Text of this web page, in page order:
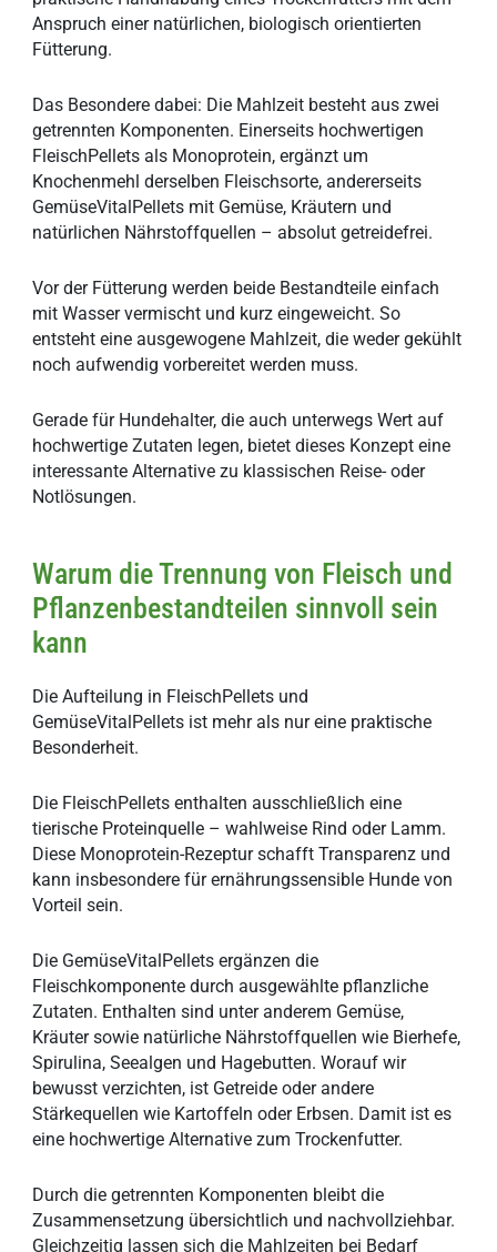
Anspruch einer natürlichen, biologisch orientierten
Fütterung.
Das Besondere dabei: Die Mahlzeit besteht aus zwei
getrennten Komponenten. Einerseits hochwertigen
FleischPellets als Monoprotein, ergänzt um
Knochenmehl derselben Fleischsorte, andererseits
GemüseVitalPellets mit Gemüse, Kräutern und
natürlichen Nährstoffquellen – absolut getreidefrei.
Vor der Fütterung werden beide Bestandteile einfach
mit Wasser vermischt und kurz eingeweicht. So
entsteht eine ausgewogene Mahlzeit, die weder gekühlt
noch aufwendig vorbereitet werden muss.
Gerade für Hundehalter, die auch unterwegs Wert auf
hochwertige Zutaten legen, bietet dieses Konzept eine
interessante Alternative zu klassischen Reise- oder
Notlösungen.
Warum die Trennung von Fleisch und
Pflanzenbestandteilen sinnvoll sein
kann
Die Aufteilung in FleischPellets und
GemüseVitalPellets ist mehr als nur eine praktische
Besonderheit.
Die FleischPellets enthalten ausschließlich eine
tierische Proteinquelle – wahlweise Rind oder Lamm.
Diese Monoprotein-Rezeptur schafft Transparenz und
kann insbesondere für ernährungssensible Hunde von
Vorteil sein.
Die GemüseVitalPellets ergänzen die
Fleischkomponente durch ausgewählte pflanzliche
Zutaten. Enthalten sind unter anderem Gemüse,
Kräuter sowie natürliche Nährstoffquellen wie Bierhefe,
Spirulina, Seealgen und Hagebutten. Worauf wir
bewusst verzichten, ist Getreide oder andere
Stärkequellen wie Kartoffeln oder Erbsen. Damit ist es
eine hochwertige Alternative zum Trockenfutter.
Durch die getrennten Komponenten bleibt die
Zusammensetzung übersichtlich und nachvollziehbar.
Gleichzeitig lassen sich die Mahlzeiten bei Bedarf